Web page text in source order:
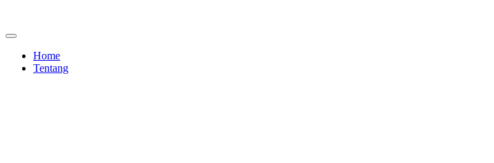
Home
Tentang